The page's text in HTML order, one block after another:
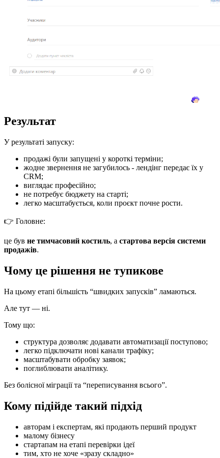
Результат
У результаті запуску:
продажі були запущені у короткі терміни;
жодне звернення не загубилось - лендінг передає їх у
CRM;
виглядає професійно;
не потребує бюджету на старті;
легко масштабується, коли проєкт почне рости.
👉 Головне:
це був не тимчасовий костиль, а стартова версія системи
продажів.
Чому це рішення не тупикове
На цьому етапі більшість “швидких запусків” ламаються.
Але тут — ні.
Тому що:
структура дозволяє додавати автоматизації поступово;
легко підключати нові канали трафіку;
масштабувати обробку заявок;
поглиблювати аналітику.
Без болісної міграції та “переписування всього”.
Кому підійде такий підхід
авторам і експертам, які продають перший продукт
малому бізнесу
стартапам на етапі перевірки ідеї
тим, хто не хоче «зразу складно»